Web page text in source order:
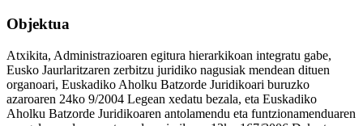
Objektua
Atxikita, Administrazioaren egitura hierarkikoan integratu gabe,
Eusko Jaurlaritzaren zerbitzu juridiko nagusiak mendean dituen
organoari, Euskadiko Aholku Batzorde Juridikoari buruzko
azaroaren 24ko 9/2004 Legean xedatu bezala, eta Euskadiko
Aholku Batzorde Juridikoaren antolamendu eta funtzionamenduaren